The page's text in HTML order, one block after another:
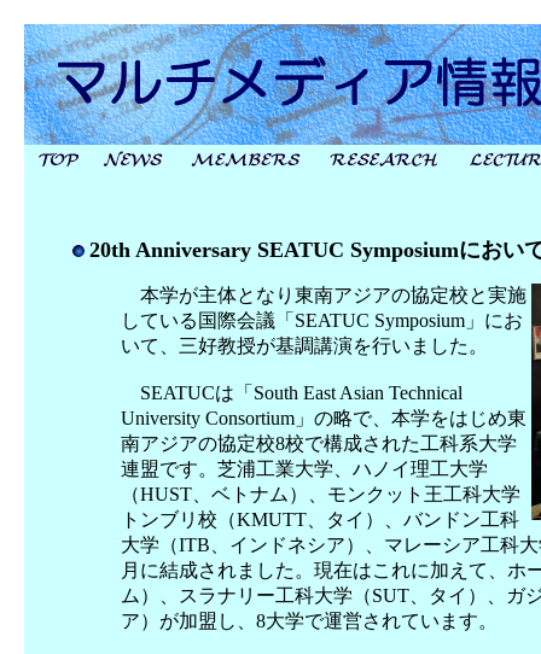
20th Anniversary SEATUC Symposiumにおい
本学が主体となり東南アジアの協定校と実施
している国際会議「SEATUC Symposium」にお
いて、三好教授が基調講演を行いました。
SEATUCは「South East Asian Technical
University Consortium」の略で、本学をはじめ東
南アジアの協定校8校で構成された工科系大学
連盟です。芝浦工業大学、ハノイ理工大学
（HUST、ベトナム）、モンクット王工科大学
トンブリ校（KMUTT、タイ）、バンドン工科
大学（ITB、インドネシア）、マレーシア工科
月に結成されました。現在はこれに加えて、ホ
ム）、スラナリー工科大学（SUT、タイ）、ガ
ア）が加盟し、8大学で運営されています。